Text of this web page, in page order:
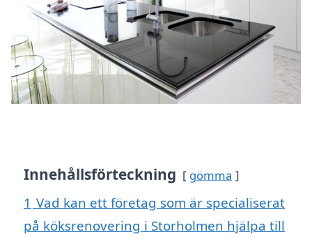
Innehållsförteckning gömma
1 Vad kan ett företag som är specialiserat
på köksrenovering i Storholmen hjälpa till